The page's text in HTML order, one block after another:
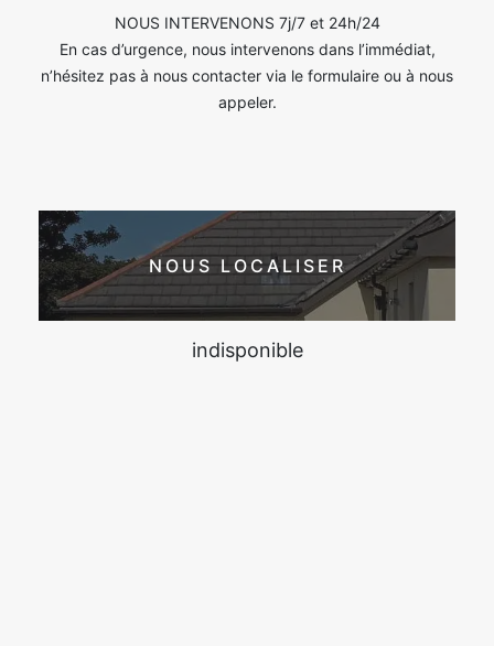
NOUS INTERVENONS 7j/7 et 24h/24
En cas d’urgence, nous intervenons dans l’immédiat,
n’hésitez pas à nous contacter via le formulaire ou à nous
appeler.
NOUS LOCALISER
indisponible